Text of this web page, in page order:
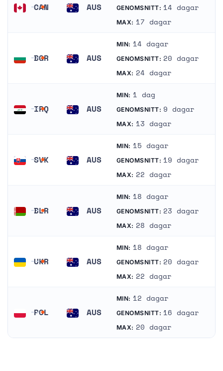
CAN AUS GENOMSNITT: 14 dagar
MAX: 17 dagar
BGR AUS
MIN: 14 dagar
GENOMSNITT: 20 dagar
MAX: 24 dagar
IRQ AUS
MIN: 1 dag
GENOMSNITT: 9 dagar
MAX: 13 dagar
SVK AUS
MIN: 15 dagar
GENOMSNITT: 19 dagar
MAX: 22 dagar
BLR AUS
MIN: 18 dagar
GENOMSNITT: 23 dagar
MAX: 28 dagar
UKR AUS
MIN: 18 dagar
GENOMSNITT: 20 dagar
MAX: 22 dagar
POL AUS
MIN: 12 dagar
GENOMSNITT: 16 dagar
MAX: 20 dagar